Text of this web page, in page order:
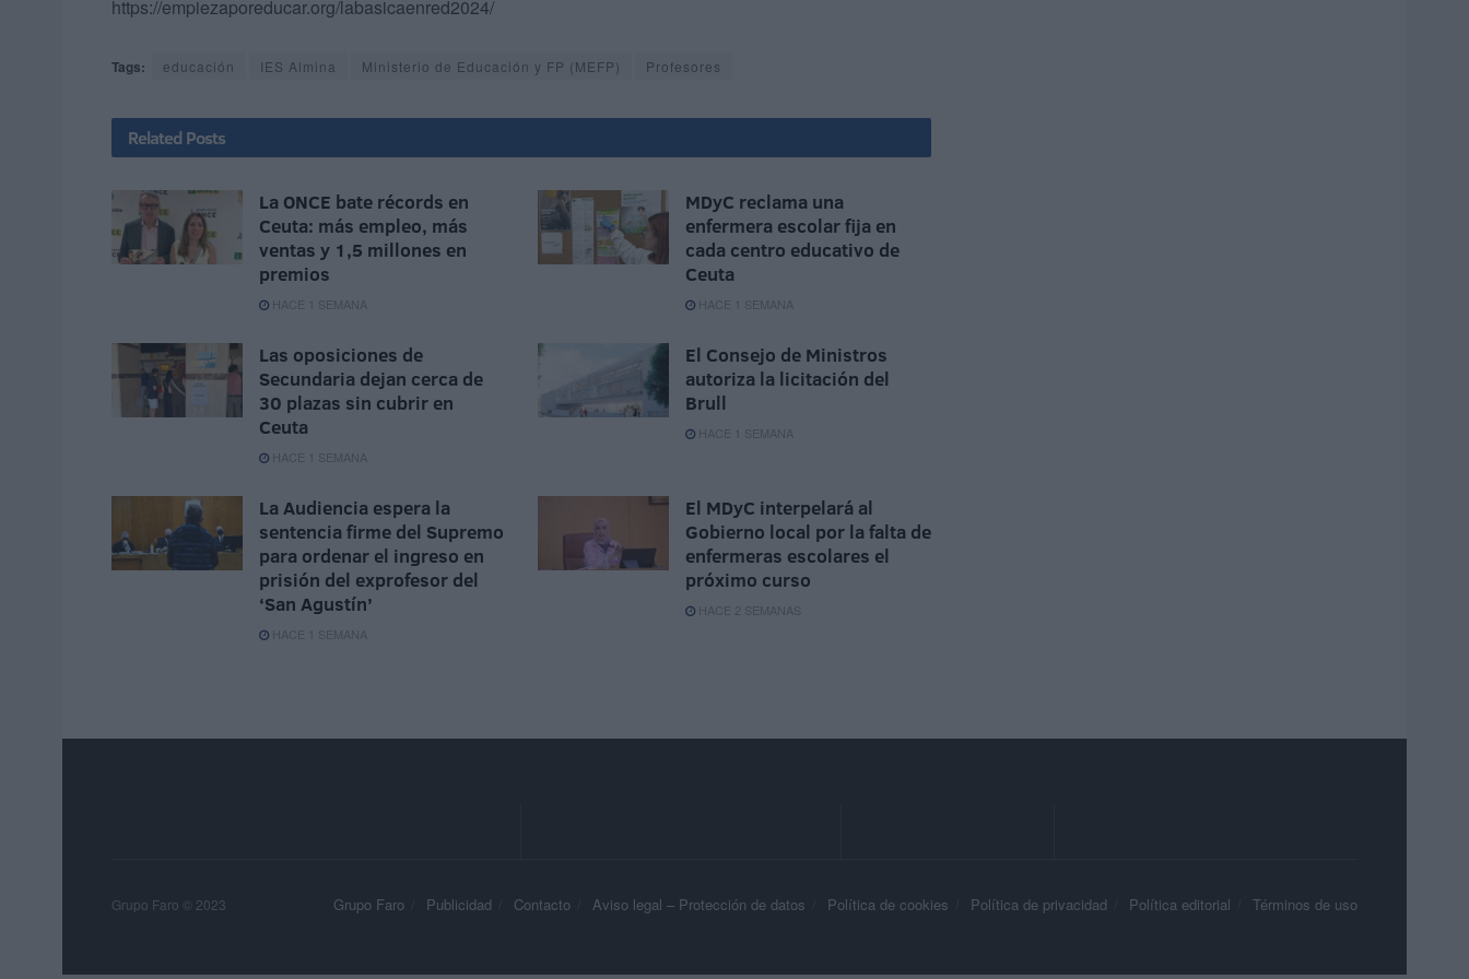
https://empiezaporeducar.org/labasicaenred2024/
Tags: educación IES Almina Ministerio de Educación y FP (MEFP) Profesores
Related Posts
La ONCE bate récords en
Ceuta: más empleo, más
ventas y 1,5 millones en
premios
HACE 1 SEMANA
MDyC reclama una
enfermera escolar fija en
cada centro educativo de
Ceuta
HACE 1 SEMANA
Las oposiciones de
Secundaria dejan cerca de
30 plazas sin cubrir en
Ceuta
HACE 1 SEMANA
El Consejo de Ministros
autoriza la licitación del
Brull
HACE 1 SEMANA
La Audiencia espera la
sentencia firme del Supremo
para ordenar el ingreso en
prisión del exprofesor del
‘San Agustín’
HACE 1 SEMANA
El MDyC interpelará al
Gobierno local por la falta de
enfermeras escolares el
próximo curso
HACE 2 SEMANAS
Grupo Faro Publicidad Contacto Aviso legal – Protección de datos Política de cookies Política de privacidad Política editorial Términos de uso
Grupo Faro © 2023